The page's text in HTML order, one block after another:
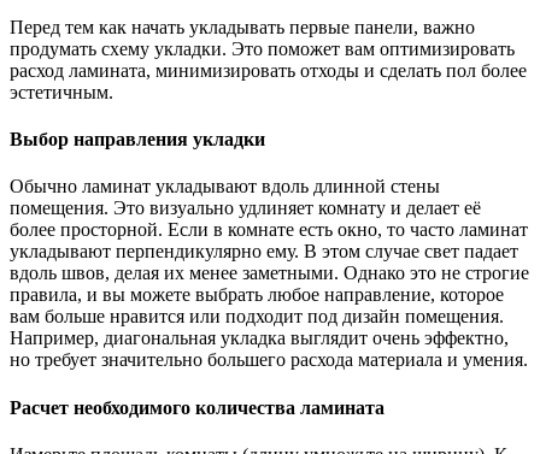
Перед тем как начать укладывать первые панели, важно
продумать схему укладки. Это поможет вам оптимизировать
расход ламината, минимизировать отходы и сделать пол более
эстетичным.
Выбор направления укладки
Обычно ламинат укладывают вдоль длинной стены
помещения. Это визуально удлиняет комнату и делает её
более просторной. Если в комнате есть окно, то часто ламинат
укладывают перпендикулярно ему. В этом случае свет падает
вдоль швов, делая их менее заметными. Однако это не строгие
правила, и вы можете выбрать любое направление, которое
вам больше нравится или подходит под дизайн помещения.
Например, диагональная укладка выглядит очень эффектно,
но требует значительно большего расхода материала и умения.
Расчет необходимого количества ламината